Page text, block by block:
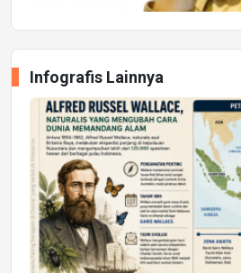
Infografis Lainnya